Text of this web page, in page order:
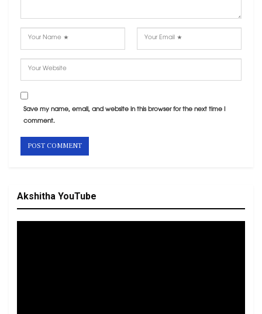
Save my name, email, and website in this browser for the next time I
comment.
Akshitha YouTube